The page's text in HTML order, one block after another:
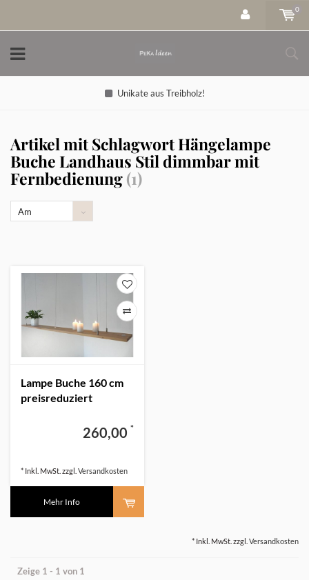
0
Unikate aus Treibholz!
Artikel mit Schlagwort Hängelampe
Buche Landhaus Stil dimmbar mit
Fernbedienung(1)
Am
Lampe Buche 160 cm
preisreduziert
260,00 *
* Inkl. MwSt. zzgl. Versandkosten
Mehr Info
* Inkl. MwSt. zzgl. Versandkosten
Zeige 1 - 1 von 1